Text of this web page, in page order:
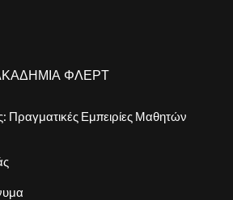
ΑΚΑΔΗΜΙΑ ΦΛΕΡΤ
Πραγματικές Εμπειρίες Μαθητών